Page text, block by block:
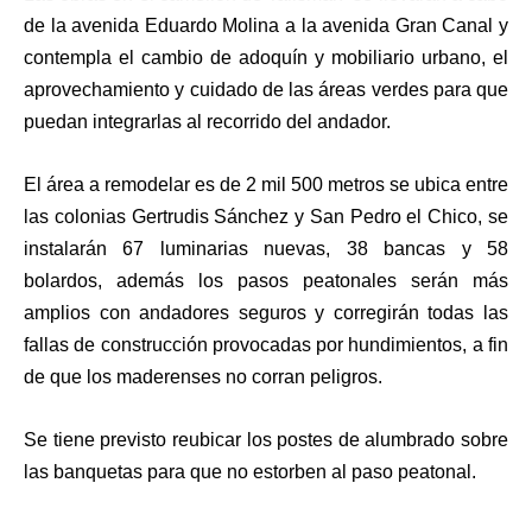
de la avenida Eduardo Molina a la avenida Gran Canal y
contempla el cambio de adoquín y mobiliario urbano, el
aprovechamiento y cuidado de las áreas verdes para que
puedan integrarlas al recorrido del andador.
El área a remodelar es de 2 mil 500 metros se ubica entre
las colonias Gertrudis Sánchez y San Pedro el Chico, se
instalarán 67 luminarias nuevas, 38 bancas y 58
bolardos, además los pasos peatonales serán más
amplios con andadores seguros y corregirán todas las
fallas de construcción provocadas por hundimientos, a fin
de que los maderenses no corran peligros.
Se tiene previsto reubicar los postes de alumbrado sobre
las banquetas para que no estorben al paso peatonal.